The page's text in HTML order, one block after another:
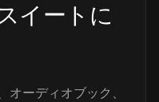
イートに
ーディオブック、